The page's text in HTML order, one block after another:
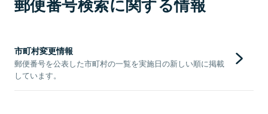
郵便番号検索に関する情報
市町村変更情報
郵便番号を公表した市町村の一覧を実施日の新しい順に掲載
しています。